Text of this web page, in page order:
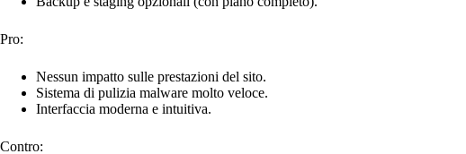
Pro:
Nessun impatto sulle prestazioni del sito.
Sistema di pulizia malware molto veloce.
Interfaccia moderna e intuitiva.
Contro: